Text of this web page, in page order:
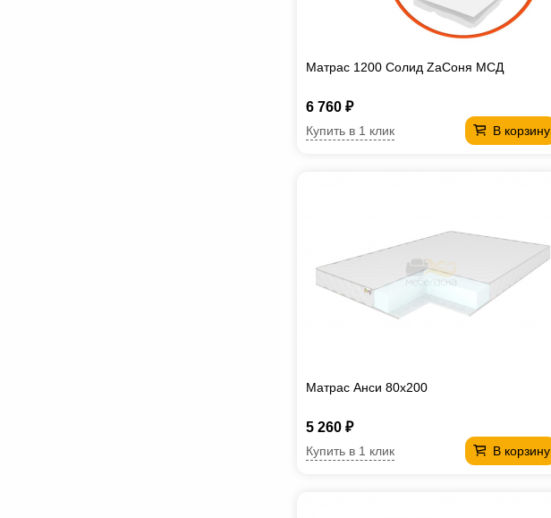
Матрас 1200 Солид ZaСоня МСД
6 760 ₽
В корзину
Купить в 1 клик
Матрас Анси 80х200
5 260 ₽
В корзину
Купить в 1 клик